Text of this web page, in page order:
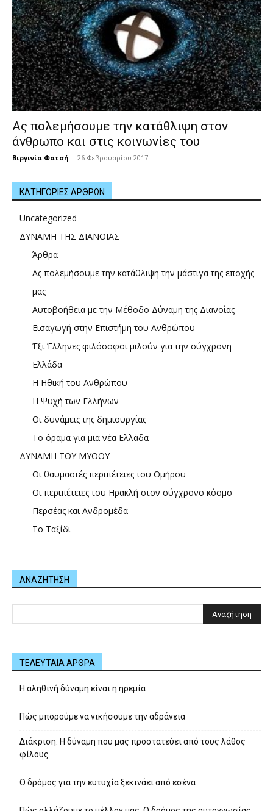
Ας πολεμήσουμε την κατάθλιψη στον
άνθρωπο και στις κοινωνίες του
Βιργινία Φατσή - 26 Φεβρουαρίου 2017
ΚΑΤΗΓΟΡΙΕΣ ΑΡΘΡΩΝ
Uncategorized
ΔΥΝΑΜΗ ΤΗΣ ΔΙΑΝΟΙΑΣ
Άρθρα
Ας πολεμήσουμε την κατάθλιψη την μάστιγα της εποχής
μας
Αυτοβοήθεια με την Μέθοδο Δύναμη της Διανοίας
Εισαγωγή στην Επιστήμη του Ανθρώπου
Έξι Έλληνες φιλόσοφοι μιλούν για την σύγχρονη
Ελλάδα
Η Ηθική του Ανθρώπου
Η Ψυχή των Ελλήνων
Οι δυνάμεις της δημιουργίας
Το όραμα για μια νέα Ελλάδα
ΔΥΝΑΜΗ ΤΟΥ ΜΥΘΟΥ
Οι θαυμαστές περιπέτειες του Ομήρου
Οι περιπέτειες του Ηρακλή στον σύγχρονο κόσμο
Περσέας και Ανδρομέδα
Το Ταξίδι
ΑΝΑΖΗΤΗΣΗ
ΤΕΛΕΥΤΑΙΑ ΑΡΘΡΑ
Η αληθινή δύναμη είναι η ηρεμία
Πώς μπορούμε να νικήσουμε την αδράνεια
Διάκριση: Η δύναμη που μας προστατεύει από τους λάθος
φίλους
Ο δρόμος για την ευτυχία ξεκινάει από εσένα